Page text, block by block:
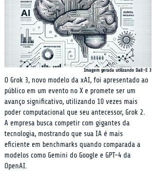
Imagem gerada utilizando Dall-E 3
O Grok 3, novo modelo da xAI, foi apresentado ao
público em um evento no X e promete ser um
avanço significativo, utilizando 10 vezes mais
poder computacional que seu antecessor, Grok 2.
A empresa busca competir com gigantes da
tecnologia, mostrando que sua IA é mais
eficiente em benchmarks quando comparada a
modelos como Gemini do Google e GPT-4 da
OpenAI.